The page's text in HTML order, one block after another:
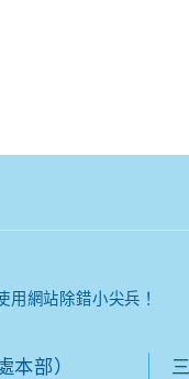
用網站除錯小尖兵！
本部）